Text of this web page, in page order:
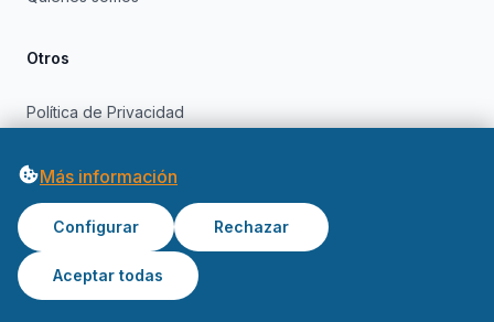
Otros
Política de Privacidad
© 2026 OfertasInformatica. Todos los derechos reservados.
Más información
Configurar Rechazar
Aceptar todas